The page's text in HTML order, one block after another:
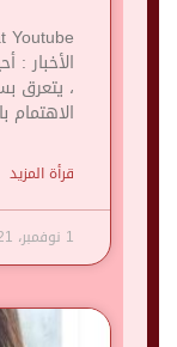
الأخبار :
، يتعرق
الاهتمام
قرأة المزيد
1 نوفمبر، 2021